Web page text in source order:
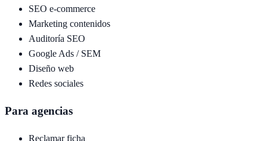
SEO e-commerce
Marketing contenidos
Auditoría SEO
Google Ads / SEM
Diseño web
Redes sociales
Para agencias
Reclamar ficha